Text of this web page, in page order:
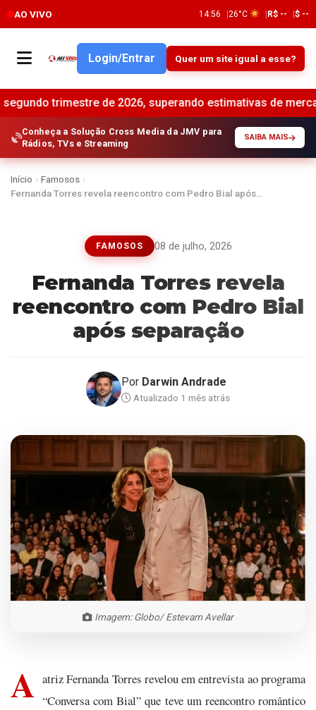
AO VIVO 14:56 26°C R$ -- $ --
Login/Entrar Quer um site igual a esse?
de 2026, superando estimativas de mercado • Brasil
Conheça a Solução Cross Media da JMV para
Rádios, TVs e Streaming
SAIBA MAIS
Início › Famosos ›
Fernanda Torres revela reencontro com Pedro Bial após…
FAMOSOS 08 de julho, 2026
Fernanda Torres revela
reencontro com Pedro Bial
após separação
Por Darwin Andrade
Atualizado 1 mês atrás
Imagem: Globo/ Estevam Avellar
A atriz Fernanda Torres revelou em entrevista ao programa
“Conversa com Bial” que teve um reencontro romântico